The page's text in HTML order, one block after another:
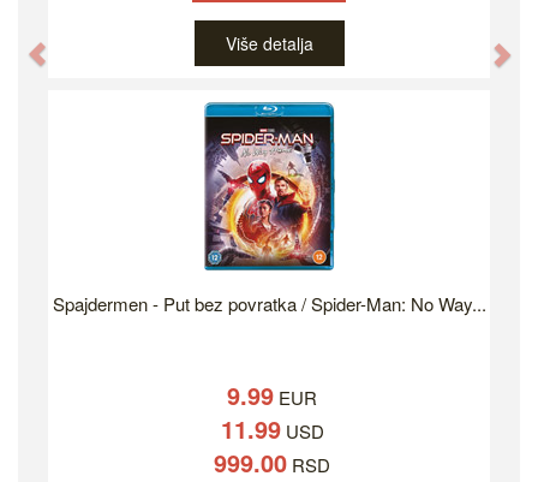
Više detalja
Spajdermen - Put bez povratka / Spider-Man: No Way...
9.99 EUR
11.99USD
999.00 RSD